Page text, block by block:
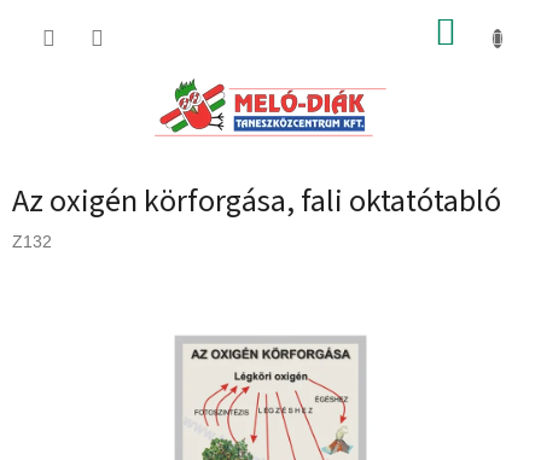
KOSÁR
Az oxigén körforgása, fali oktatótabló
Z132